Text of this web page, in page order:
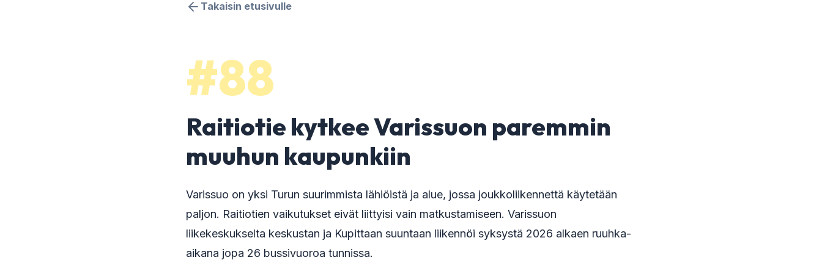
Takaisin etusivulle
#88
Raitiotie kytkee Varissuon paremmin
muuhun kaupunkiin
Varissuo on yksi Turun suurimmista lähiöistä ja alue, jossa joukkoliikennettä käytetään
paljon. Raitiotien vaikutukset eivät liittyisi vain matkustamiseen. Varissuon
liikekeskukselta keskustan ja Kupittaan suuntaan liikennöi syksystä 2026 alkaen ruuhka-
aikana jopa 26 bussivuoroa tunnissa.